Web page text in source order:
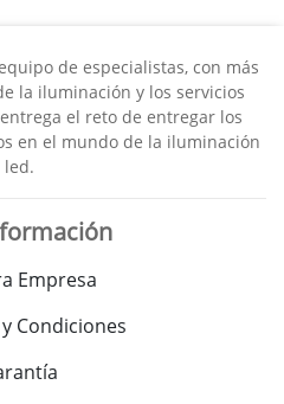
de especialistas, con más
la iluminación y los servicios
el reto de entregar los
en el mundo de la iluminación
led.
Empresa
Condiciones